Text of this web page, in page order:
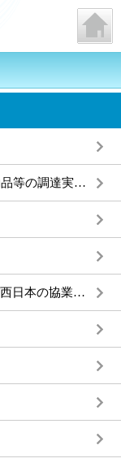
海陽町における障害者就労施設等からの物品等の調達実績について
海陽町上下水道課、四国電力送配電、NTT西日本の協業による埋設物調査・工事立会の共同Web受付の開始について